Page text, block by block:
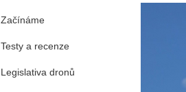
Začínáme
Testy a recenze
Legislativa dronů